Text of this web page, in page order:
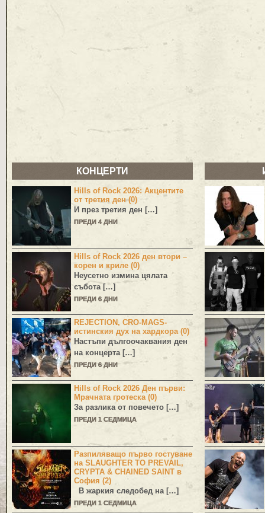
КОНЦЕРТИ
Hills of Rock 2026: Акцентите
от третия ден (0)
И през третия ден […]
ПРЕДИ 4 ДНИ
Hills of Rock 2026 ден втори –
корен и криле (0)
Неусетно измина цялата
събота […]
ПРЕДИ 6 ДНИ
REJECTION, CRO-MAGS-
истинския дух на хардкора (0)
Настъпи дългоочаквания ден
на концерта […]
ПРЕДИ 6 ДНИ
Hills of Rock 2026 Ден първи:
Мрачната гротеска (0)
За разлика от повечето […]
ПРЕДИ 1 СЕДМИЦА
Разпиляващо първо гостуване
на SLAUGHTER TO PREVAIL,
CRYPTA & CHAINED SAINT в
София (2)
В жаркия следобед на […]
ПРЕДИ 1 СЕДМИЦА